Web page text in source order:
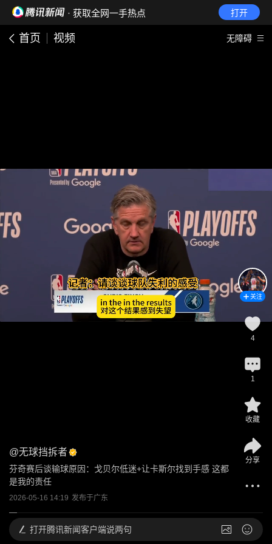
· 获取全网一手热点 打开
首页 视频 无障碍
@无球挡拆者
芬奇赛后谈输球原因：戈贝尔低迷+让卡斯尔找到手感 这都
是我的责任
2026-05-16 14:19 发布于广东
关注
4
1
收藏
分享
打开腾讯新闻客户端说两句